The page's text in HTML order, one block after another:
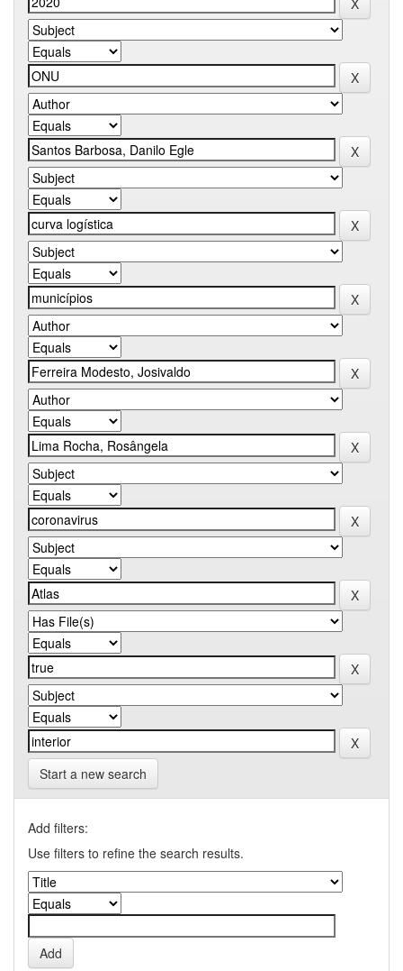
Start a new search
Add filters:
Use filters to refine the search results.